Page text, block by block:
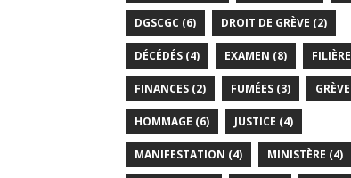
DGSCGC (6) DROIT DE GRÈVE (2)
DÉCÉDÉS(4) EXAMEN (8) FILIÈRE
FINANCES(2) FUMÉES(3) GRÈVE
HOMMAGE (6) JUSTICE (4)
MANIFESTATION (4) MINISTÈRE (4)